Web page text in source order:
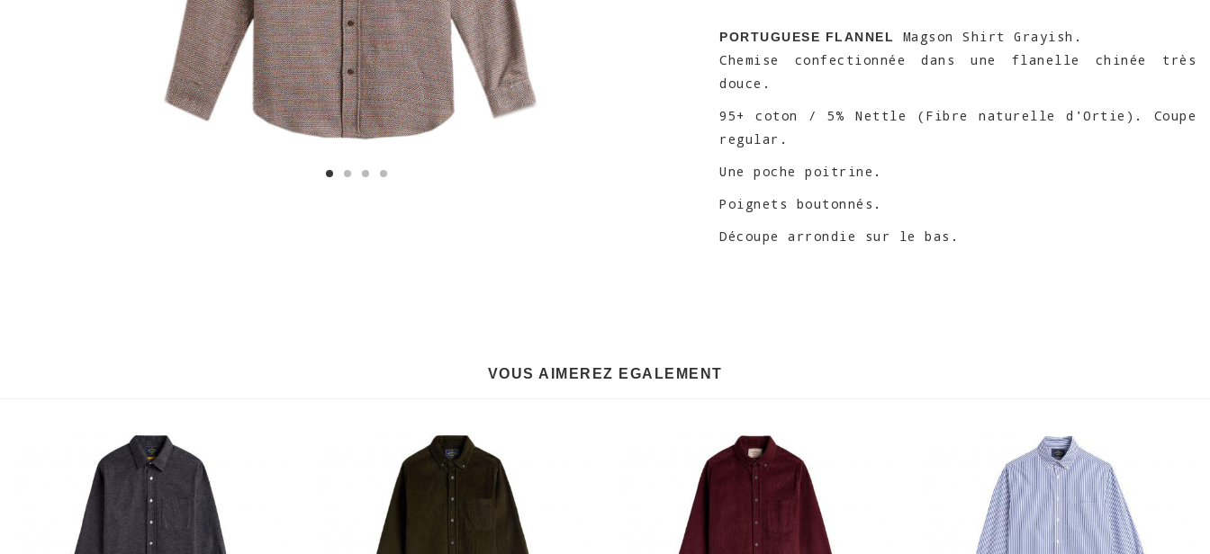
PORTUGUESE FLANNEL
Magson Shirt Grayish.
Chemise confectionnée dans une flanelle chinée très
douce.
95+ coton / 5% Nettle (Fibre naturelle d'Ortie). Coupe
regular.
Une poche poitrine.
Poignets boutonnés.
Découpe arrondie sur le bas.
VOUS AIMEREZ EGALEMENT